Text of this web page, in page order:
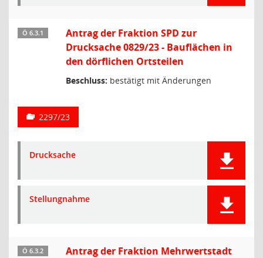
Ö 6.3.1
Antrag der Fraktion SPD zur
Drucksache 0829/23 - Bauflächen in
den dörflichen Ortsteilen
Beschluss: bestätigt mit Änderungen
2297/23
Drucksache
Stellungnahme
Ö 6.3.2
Antrag der Fraktion Mehrwertstadt